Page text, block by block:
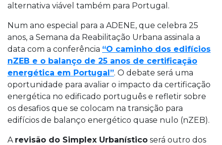
alternativa viável também para Portugal.
Num ano especial para a ADENE, que celebra 25
anos, a Semana da Reabilitação Urbana assinala a
data com a conferência “O caminho dos edifícios
nZEB e o balanço de 25 anos de certificação
energética em Portugal”. O debate será uma
oportunidade para avaliar o impacto da certificação
energética no edificado português e refletir sobre
os desafios que se colocam na transição para
edifícios de balanço energético quase nulo (nZEB).
A revisão do Simplex Urbanístico será outro dos